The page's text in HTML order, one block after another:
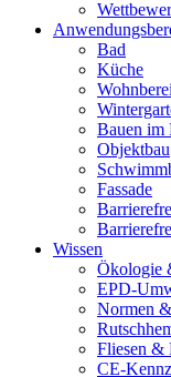
Bad
Küche
Bauen im
Objektbau
Fassade
Wissen
Ökologie
EPD-
Normen
Fliesen &
CE-